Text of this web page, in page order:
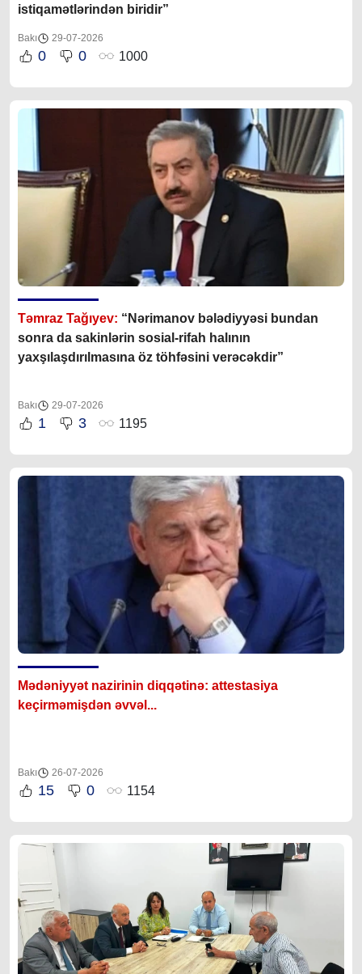
istiqamətlərindən biridir”
Bakı 29-07-2026
0 0 1000
Təmraz Tağıyev: “Nərimanov bələdiyyəsi bundan
sonra da sakinlərin sosial-rifah halının
yaxşılaşdırılmasına öz töhfəsini verəcəkdir”
Bakı 29-07-2026
1 3 1195
Mədəniyyət nazirinin diqqətinə: attestasiya
keçirməmişdən əvvəl...
Bakı 26-07-2026
15 0 1154